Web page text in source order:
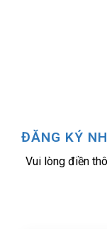
ĐĂNG KÝ
Vui lòng điền